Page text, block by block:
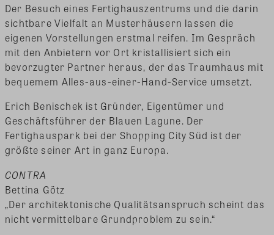
Der Besuch eines Fertighauszentrums und die darin
sichtbare Vielfalt an Musterhäusern lassen die
eigenen Vorstellungen erstmal reifen. Im Gespräch
mit den Anbietern vor Ort kristallisiert sich ein
bevorzugter Partner heraus, der das Traumhaus mit
bequemem Alles-aus-einer-Hand-Service umsetzt.
Erich Benischek ist Gründer, Eigentümer und
Geschäftsführer der Blauen Lagune. Der
Fertighauspark bei der Shopping City Süd ist der
größte seiner Art in ganz Europa.
CONTRA
Bettina Götz
„Der architektonische Qualitätsanspruch scheint das
nicht vermittelbare Grundproblem zu sein.“